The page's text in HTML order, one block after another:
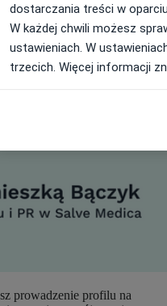
Salve Medica👇
prowadzenie profilu na
dostarczania treści w
W każdej chwili możesz
ustawieniach. W
trzecich. Więcej informacji